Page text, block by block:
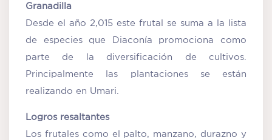
Granadilla
Desde el año 2,015 este frutal se suma a la lista
de especies que Diaconía promociona como
parte de la diversificación de cultivos.
Principalmente las plantaciones se están
realizando en Umari.
Logros resaltantes
Los frutales como el palto, manzano, durazno y